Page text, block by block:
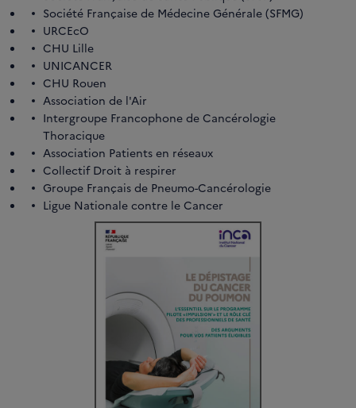
Société Française de Médecine Générale (SFMG)
URCEcO
CHU Lille
UNICANCER
CHU Rouen
Association de l'Air
Intergroupe Francophone de Cancérologie
Thoracique
Association Patients en réseaux
Collectif Droit à respirer
Groupe Français de Pneumo-Cancérologie
Ligue Nationale contre le Cancer